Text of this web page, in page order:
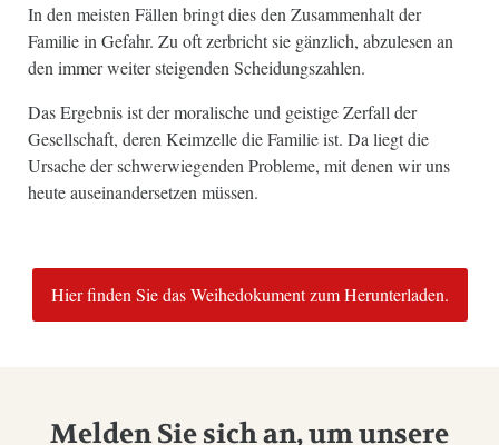
In den meisten Fällen bringt dies den Zusammenhalt der
Familie in Gefahr. Zu oft zerbricht sie gänzlich, abzulesen an
den immer weiter steigenden Scheidungszahlen.
Das Ergebnis ist der moralische und geistige Zerfall der
Gesellschaft, deren Keimzelle die Familie ist. Da liegt die
Ursache der schwerwiegenden Probleme, mit denen wir uns
heute auseinandersetzen müssen.
Hier finden Sie das Weihedokument zum Herunterladen.
Melden Sie sich an, um unsere